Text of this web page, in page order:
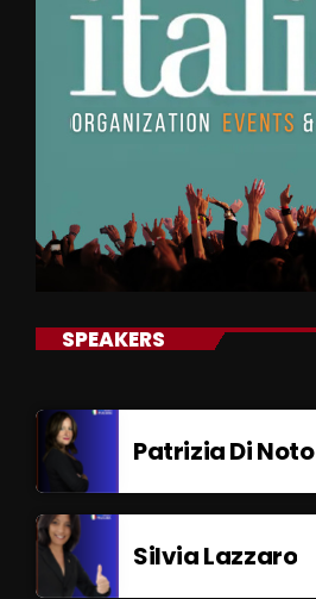
SPEAKERS
Patrizia Di Noto
Silvia Lazzaro